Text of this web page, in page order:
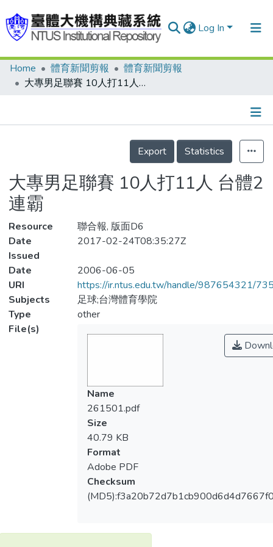
Log In
Communities & Collections
Statistics
Home 體育新聞剪報
體育新聞剪報
大專男足聯賽 10人打11人 台體2連霸
Details
Export
Statistics
大專男足聯賽 10人打11人 台體2
連霸
Resource
聯合報, 版面D6
Date
Issued
2017-02-24T08:35:27Z
Date
2006-06-05
URI
https://ir.ntus.edu.tw/handle/987654321/
Subjects
足球;台灣體育學院
Type
other
File(s)
Name
261501.pdf
Size
40.79 KB
Format
Adobe PDF
Checksum